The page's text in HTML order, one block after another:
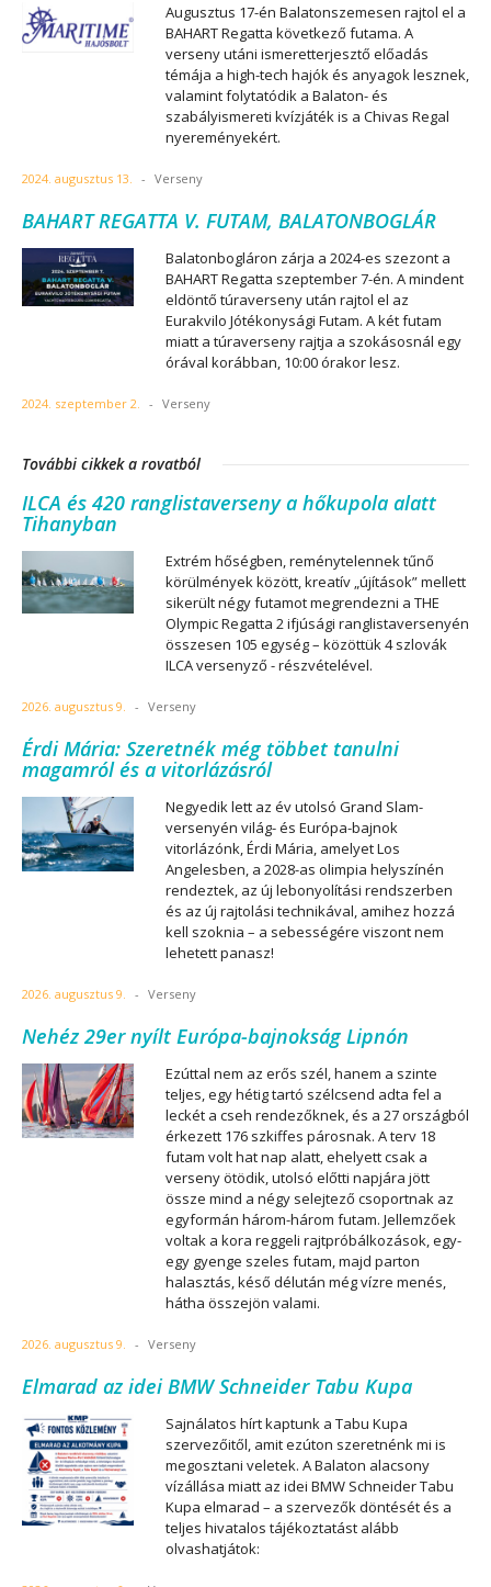
Augusztus 17-én Balatonszemesen rajtol el a
BAHART Regatta következő futama. A
verseny utáni ismeretterjesztő előadás
témája a high-tech hajók és anyagok lesznek,
valamint folytatódik a Balaton- és
szabályismereti kvízjáték is a Chivas Regal
nyereményekért.
2024. augusztus 13. - Verseny
BAHART REGATTA V. FUTAM, BALATONBOGLÁR
Balatonbogláron zárja a 2024-es szezont a
BAHART Regatta szeptember 7-én. A mindent
eldöntő túraverseny után rajtol el az
Eurakvilo Jótékonysági Futam. A két futam
miatt a túraverseny rajtja a szokásosnál egy
órával korábban, 10:00 órakor lesz.
2024. szeptember 2. - Verseny
További cikkek a rovatból
ILCA és 420 ranglistaverseny a hőkupola alatt
Tihanyban
Extrém hőségben, reménytelennek tűnő
körülmények között, kreatív „újítások” mellett
sikerült négy futamot megrendezni a THE
Olympic Regatta 2 ifjúsági ranglistaversenyén
összesen 105 egység – közöttük 4 szlovák
ILCA versenyző - részvételével.
2026. augusztus 9. - Verseny
Érdi Mária: Szeretnék még többet tanulni
magamról és a vitorlázásról
Negyedik lett az év utolsó Grand Slam-
versenyén világ- és Európa-bajnok
vitorlázónk, Érdi Mária, amelyet Los
Angelesben, a 2028-as olimpia helyszínén
rendeztek, az új lebonyolítási rendszerben
és az új rajtolási technikával, amihez hozzá
kell szoknia – a sebességére viszont nem
lehetett panasz!
2026. augusztus 9. - Verseny
Nehéz 29er nyílt Európa-bajnokság Lipnón
Ezúttal nem az erős szél, hanem a szinte
teljes, egy hétig tartó szélcsend adta fel a
leckét a cseh rendezőknek, és a 27 országból
érkezett 176 szkiffes párosnak. A terv 18
futam volt hat nap alatt, ehelyett csak a
verseny ötödik, utolsó előtti napjára jött
össze mind a négy selejtező csoportnak az
egyformán három-három futam. Jellemzőek
voltak a kora reggeli rajtpróbálkozások, egy-
egy gyenge szeles futam, majd parton
halasztás, késő délután még vízre menés,
hátha összejön valami.
2026. augusztus 9. - Verseny
Elmarad az idei BMW Schneider Tabu Kupa
Sajnálatos hírt kaptunk a Tabu Kupa
szervezőitől, amit ezúton szeretnénk mi is
megosztani veletek. A Balaton alacsony
vízállása miatt az idei BMW Schneider Tabu
Kupa elmarad – a szervezők döntését és a
teljes hivatalos tájékoztatást alább
olvashatjátok: